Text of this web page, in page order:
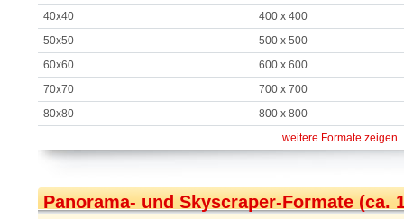
40x40
400 x 400
50x50
500 x 500
60x60
600 x 600
70x70
700 x 700
80x80
800 x 800
weitere Formate zeigen
Panorama- und Skyscraper-Formate (ca.